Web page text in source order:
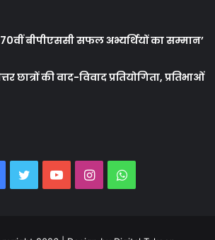
बीपीएससी सफल अभ्यर्थियों का सम्मान’
छात्रों की वाद-विवाद प्रतियोगिता, प्रतिभाओं
TwitterYouTubeInstagramWhatsApp